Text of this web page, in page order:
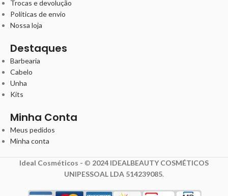
Trocas e devolução
Políticas de envio
Nossa loja
Destaques
Barbearia
Cabelo
Unha
Kits
Minha Conta
Meus pedidos
Minha conta
Ideal Cosméticos - © 2024 IDEALBEAUTY COSMÉTICOS
UNIPESSOAL LDA 514239085.